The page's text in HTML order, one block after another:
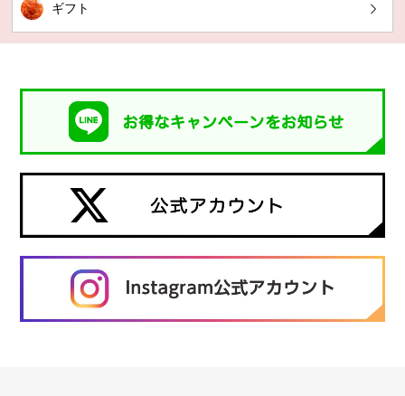
ギフト